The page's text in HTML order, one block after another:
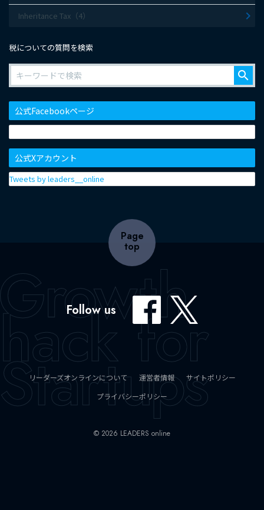
Inheritance Tax（4）
税についての質問を検索
search
公式Facebookページ
公式Xアカウント
Tweets by leaders__online
Page
top
Follow us
リーダーズオンラインについて 運営者情報
サイトポリシー
プライバシーポリシー
© 2026 LEADERS online